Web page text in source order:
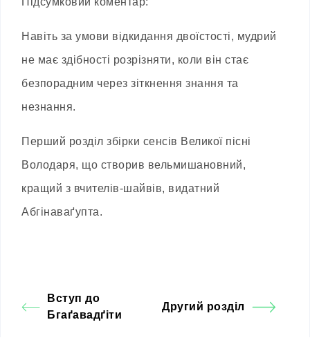
Навіть за умови відкидання двоїстості, мудрий
не має здібності розрізняти, коли він стає
безпорадним через зіткнення знання та
незнання.
Перший розділ збірки сенсів Великої пісні
Володаря, що створив вельмишановний,
кращий з вчителів-шайвів, видатний
Абгінаваґупта.
Вступ до
Бгаґавадґіти
Другий розділ